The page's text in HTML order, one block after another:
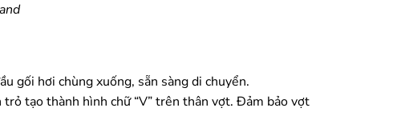
gối hơi chùng xuống, sẵn sàng di chuyển.
tạo thành hình chữ “V” trên thân vợt. Đảm bảo vợt